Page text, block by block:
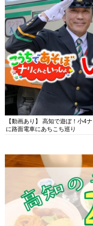
【動画あり】 高知で遊ぼ！小4
に路面電車にあちこち巡り